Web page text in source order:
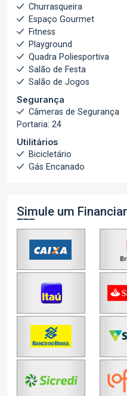
Churrasqueira
Espaço Gourmet
Fitness
Playground
Quadra Poliesportiva
Salão de Festa
Salão de Jogos
Segurança
Câmeras de Segurança
Portaria: 24
Utilitários
Bicicletário
Gás Encanado
Simule um